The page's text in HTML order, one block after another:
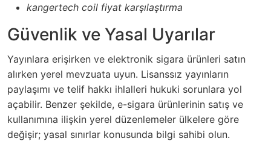
kangertech coil fiyat karşılaştırma
Güvenlik ve Yasal Uyarılar
Yayınlara erişirken ve elektronik sigara ürünleri satın
alırken yerel mevzuata uyun. Lisanssız yayınların
paylaşımı ve telif hakkı ihlalleri hukuki sorunlara yol
açabilir. Benzer şekilde, e-sigara ürünlerinin satış ve
kullanımına ilişkin yerel düzenlemeler ülkelere göre
değişir; yasal sınırlar konusunda bilgi sahibi olun.